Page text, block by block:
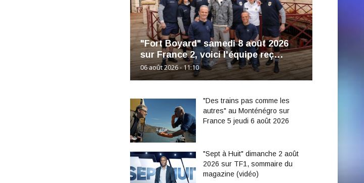
"Fort Boyard" samedi 8 août 2026
sur France 2, voici l'équipe reç…
06 août 2026 - 11:10
"Des trains pas comme les
autres" au Monténégro sur
France 5 jeudi 6 août 2026
"Sept à Huit" dimanche 2 août
2026 sur TF1, sommaire du
magazine (vidéo)